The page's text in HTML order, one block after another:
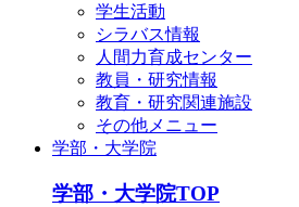
学生活動
シラバス情報
人間力育成センター
教員・研究情報
教育・研究関連施設
その他メニュー
学部・大学院
学部・大学院TOP